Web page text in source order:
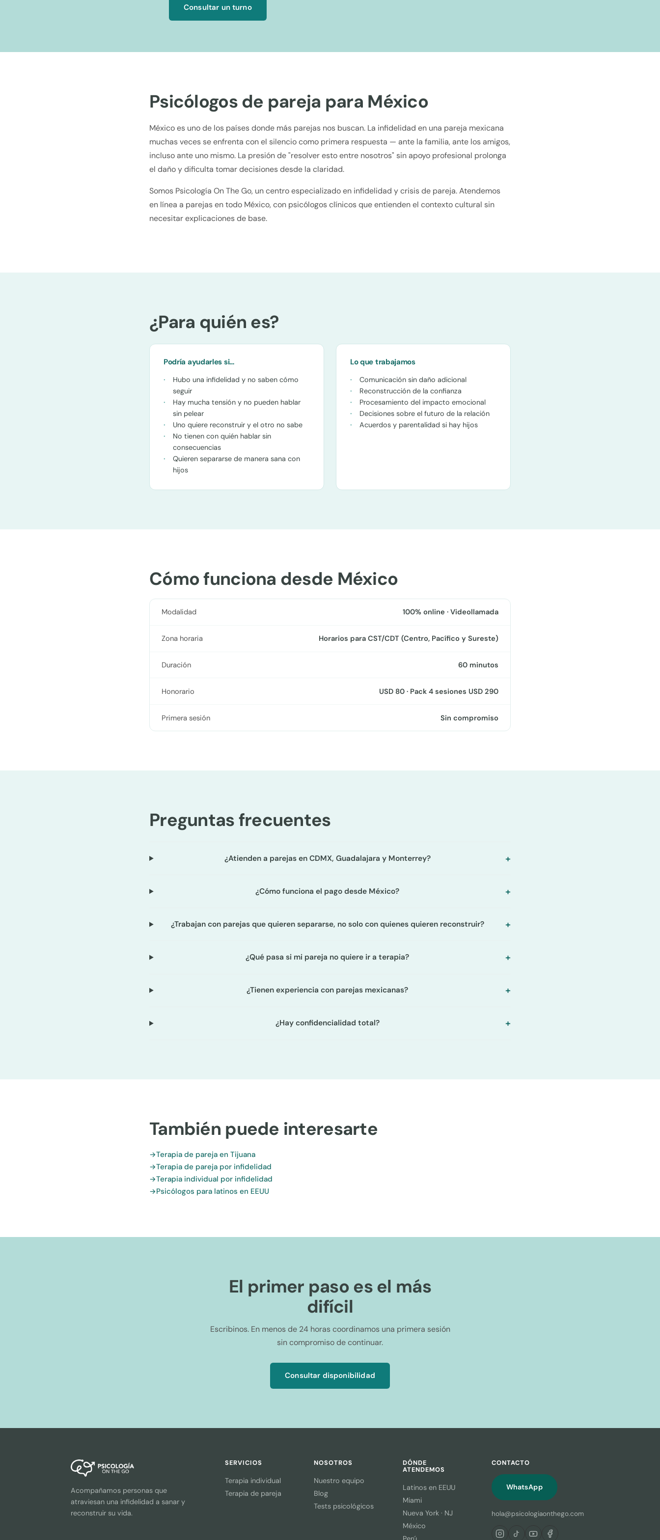
Consultar un turno
Psicólogos de pareja para México
México es uno de los países donde más parejas nos buscan. La infidelidad en una pareja mexicana
muchas veces se enfrenta con el silencio como primera respuesta — ante la familia, ante los amigos,
incluso ante uno mismo. La presión de "resolver esto entre nosotros" sin apoyo profesional prolonga
el daño y dificulta tomar decisiones desde la claridad.
Somos Psicología On The Go, un centro especializado en infidelidad y crisis de pareja. Atendemos
en línea a parejas en todo México, con psicólogos clínicos que entienden el contexto cultural sin
necesitar explicaciones de base.
¿Para quién es?
Podría ayudarles si…
Hubo una infidelidad y no saben cómo
seguir
Hay mucha tensión y no pueden hablar
sin pelear
Uno quiere reconstruir y el otro no sabe
No tienen con quién hablar sin
consecuencias
Quieren separarse de manera sana con
hijos
Lo que trabajamos
Comunicación sin daño adicional
Reconstrucción de la confianza
Procesamiento del impacto emocional
Decisiones sobre el futuro de la relación
Acuerdos y parentalidad si hay hijos
Cómo funciona desde México
Modalidad 100% online · Videollamada
Zona horaria Horarios para CST/CDT (Centro, Pacífico y Sureste)
Duración 60 minutos
Honorario USD 80 · Pack 4 sesiones USD 290
Primera sesión Sin compromiso
Preguntas frecuentes
¿Atienden a parejas en CDMX, Guadalajara y Monterrey?
¿Cómo funciona el pago desde México?
¿Trabajan con parejas que quieren separarse, no solo con quienes quieren reconstruir?
¿Qué pasa si mi pareja no quiere ir a terapia?
¿Tienen experiencia con parejas mexicanas?
¿Hay confidencialidad total?
También puede interesarte
Terapia de pareja en Tijuana
Terapia de pareja por infidelidad
Terapia individual por infidelidad
Psicólogos para latinos en EEUU
El primer paso es el más
difícil
Escribinos. En menos de 24 horas coordinamos una primera sesión
sin compromiso de continuar.
Consultar disponibilidad
Acompañamos personas que
atraviesan una infidelidad a sanar y
reconstruir su vida.
SERVICIOS
Terapia individual
Terapia de pareja
NOSOTROS
Nuestro equipo
Blog
Tests psicológicos
DÓNDE
ATENDEMOS
Latinos en EEUU
Miami
Nueva York · NJ
México
CONTACTO
WhatsApp
hola@psicologiaonthego.com